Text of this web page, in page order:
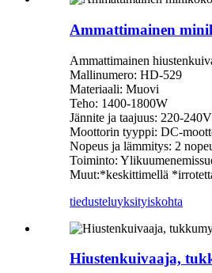
Ammattimainen
Ammattimainen
Mallinumero: HD-529
Materiaali: Muovi
Teho: 1400-1800W
Jännite ja taajuus: 220-
Moottorin tyyppi: DC-
Nopeus ja lämmitys: 2
Toiminto:
Muut:*keskittimellä
tiedusteluyksityiskohta
Hiustenkuivaaja,